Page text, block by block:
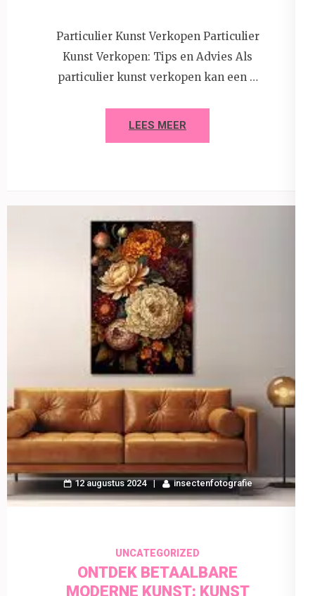
Particulier Kunst Verkopen Particulier
Kunst Verkopen: Tips en Advies Als
particulier kunst verkopen kan een …
LEES MEER
12 augustus 2024 insectenfotografie
UNCATEGORIZED
ONTDEK BETAALBARE
MODERNE KUNST: KUNST